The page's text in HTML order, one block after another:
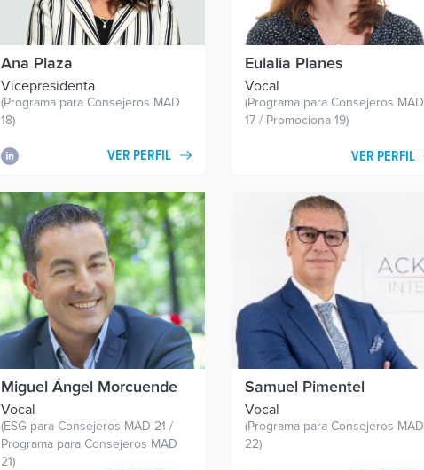
Ana Plaza
Vicepresidenta
(Programa para Consejeros MAD
18)
VER PERFIL
Eulalia Planes
Vocal
(Programa para Consejeros MAD
17 / Promociona 19)
VER PERFIL
Miguel Ángel Morcuende
Vocal
(ESG para Consejeros MAD 21 /
Programa para Consejeros MAD
21)
Samuel Pimentel
Vocal
(Programa para Consejeros MAD
22)